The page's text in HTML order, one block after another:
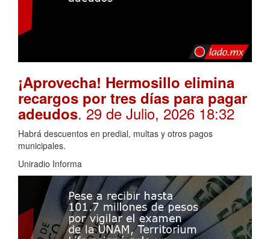
¡Aprovecha! Hermosillo elimina
recargos por tres días para pagar
adeudos. 29 de Julio, 2026 18:32
Habrá descuentos en predial, multas y otros pagos
municipales.
Uniradio Informa